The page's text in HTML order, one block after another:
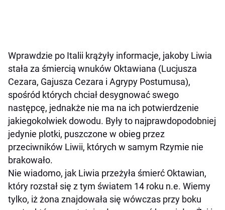
Wprawdzie po Italii krążyły informacje, jakoby Liwia
stała za śmiercią wnuków Oktawiana (Lucjusza
Cezara, Gajusza Cezara i Agrypy Postumusa),
spośród których chciał desygnować swego
następcę, jednakże nie ma na ich potwierdzenie
jakiegokolwiek dowodu. Były to najprawdopodobniej
jedynie plotki, puszczone w obieg przez
przeciwników Liwii, których w samym Rzymie nie
brakowało.
Nie wiadomo, jak Liwia przeżyła śmierć Oktawian,
który rozstał się z tym światem 14 roku n.e. Wiemy
tylko, iż żona znajdowała się wówczas przy boku